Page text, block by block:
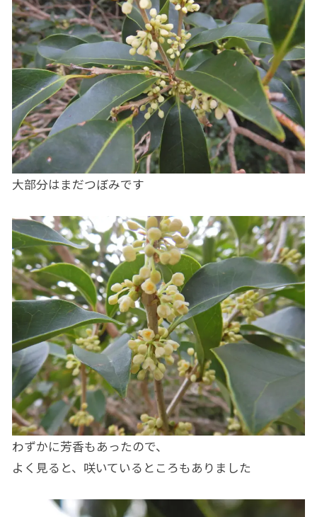
大部分はまだつぼみです
わずかに芳香もあったので、
よく見ると、咲いているところもありました